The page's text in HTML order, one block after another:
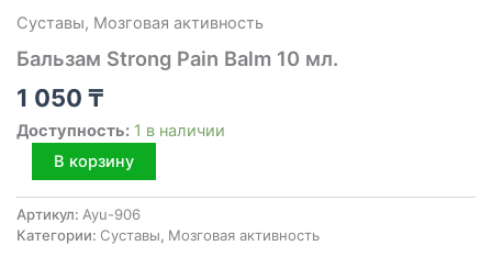
Cуставы, Мозговая активность
Бальзам Strong Pain Balm 10 мл.
1 050 ₸
Доступность: 1 в наличии
Количество
Бальзам
Strong
Pain
В корзину
Артикул: Ayu-906
Категории: Cуставы, Мозговая активность